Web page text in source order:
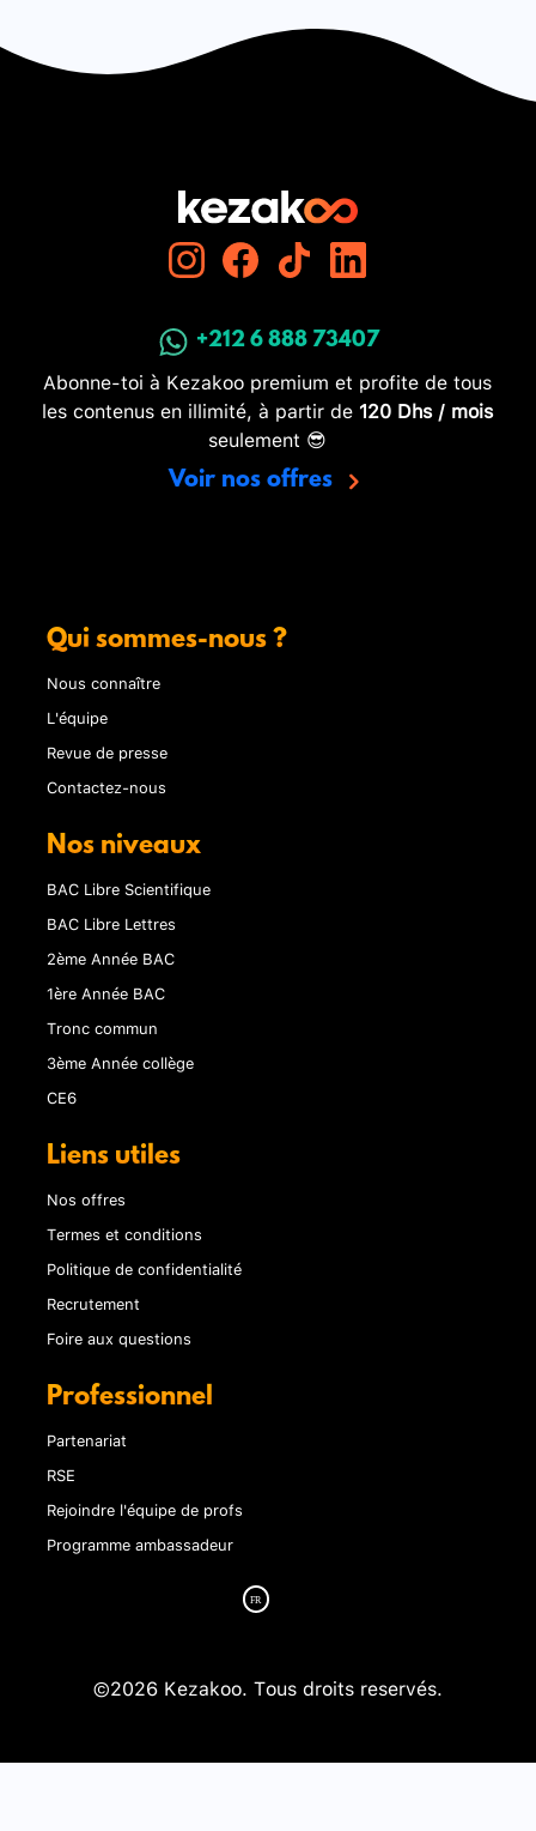
+212 6 888 73407
Abonne-toi à Kezakoo premium et profite de tous
les contenus en illimité, à partir de 120 Dhs / mois
seulement 😎
Voir nos offres
Qui sommes-nous ?
Nous connaître
L'équipe
Revue de presse
Contactez-nous
Nos niveaux
BAC Libre Scientifique
BAC Libre Lettres
2ème Année BAC
1ère Année BAC
Tronc commun
3ème Année collège
CE6
Liens utiles
Nos offres
Termes et conditions
Politique de confidentialité
Recrutement
Foire aux questions
Professionnel
Partenariat
RSE
Rejoindre l'équipe de profs
Programme ambassadeur
©2026 Kezakoo. Tous droits reservés.